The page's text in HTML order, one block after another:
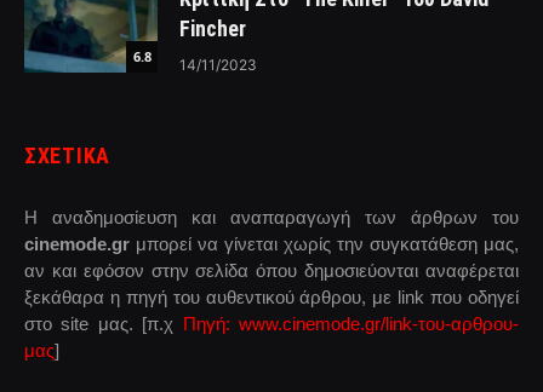
6.8
Fincher
14/11/2023
ΣΧΕΤΙΚΑ
Η αναδημοσίευση και αναπαραγωγή των άρθρων του
cinemode.gr μπορεί να γίνεται χωρίς την συγκατάθεση μας,
αν και εφόσον στην σελίδα όπου δημοσιεύονται αναφέρεται
ξεκάθαρα η πηγή του αυθεντικού άρθρου, με link που οδηγεί
στο site μας. [π.χ Πηγή: www.cinemode.gr/link-του-αρθρου-
μας]